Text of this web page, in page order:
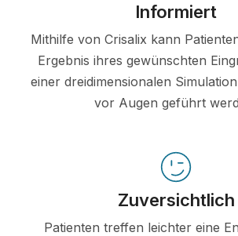
Informiert
Mithilfe von Crisalix kann
Ergebnis ihres gewünschten
einer dreidimensionalen
vor Augen geführt
Zuversichtlich
Patienten treffen leichter eine